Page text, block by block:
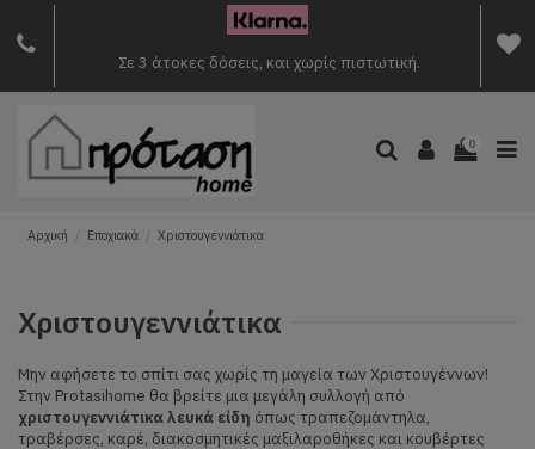
Σε 3 άτοκες δόσεις, και χωρίς πιστωτική.
0
Αρχική Εποχιακά Χριστουγεννιάτικα
Χριστουγεννιάτικα
Μην αφήσετε το σπίτι σας χωρίς τη μαγεία των Χριστουγέννων!
Στην Protasihome θα βρείτε μια μεγάλη συλλογή από
χριστουγεννιάτικα λευκά είδη όπως τραπεζομάντηλα,
τραβέρσες, καρέ, διακοσμητικές μαξιλαροθήκες και κουβέρτες